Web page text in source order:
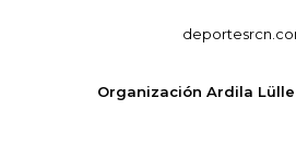
Organización Ardila